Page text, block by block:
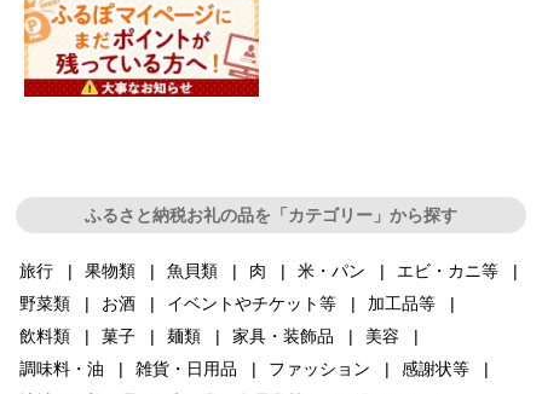
ふるさと納税お礼の品を「カテゴリー」から探す
旅行 果物類 魚貝類 肉 米・パン
エビ・カニ等
野菜類
お酒 イベントやチケット等
加工品等
飲料類
菓子 麺類 家具・装飾品
美容
調味料・油
雑貨・日用品 ファッション
感謝状等